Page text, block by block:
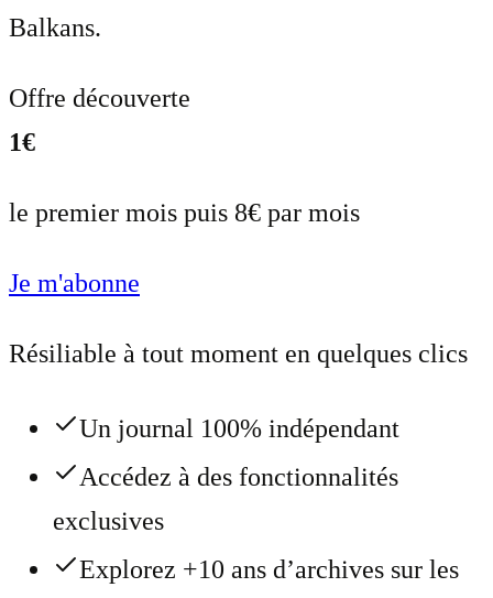
Balkans.
Offre découverte
1€
le premier mois puis 8€ par mois
Je m'abonne
Résiliable à tout moment en quelques clics
Un journal 100% indépendant
Accédez à des fonctionnalités
exclusives
Explorez +10 ans d’archives sur les